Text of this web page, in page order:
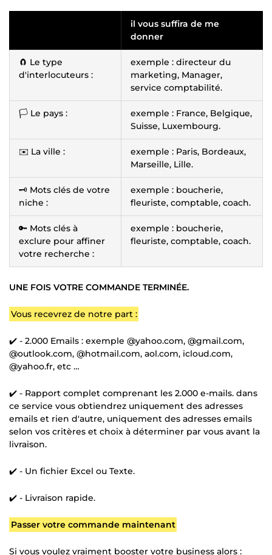
il vous suffira de me
donner
🧲 Le type
d'interlocuteurs :
exemple : directeur du
marketing, Manager,
service comptabilité.
🏳️ Le pays :
exemple : France, Belgique,
Suisse, Luxembourg.
✉️ La ville :
exemple : Paris, Bordeaux,
Marseille, Lille.
🗝️ Mots clés de votre
niche :
exemple : boucherie,
fleuriste, comptable, coach.
🔑 Mots clés à
exclure pour affiner
votre recherche :
exemple : boucherie,
fleuriste, comptable, coach.
UNE FOIS VOTRE COMMANDE TERMINÉE.
Vous recevrez de notre part :
✔️ - 2.000 Emails : exemple @yahoo.com, @gmail.com,
@outlook.com, @hotmail.com, aol.com, icloud.com,
@yahoo.fr, etc …
✔️ - Rapport complet comprenant les 2.000 e-mails. dans
ce service vous obtiendrez uniquement des adresses
emails et rien d'autre, uniquement des adresses emails
selon vos critères et choix à déterminer par vous avant la
livraison.
✔️ - Un fichier Excel ou Texte.
✔️ - Livraison rapide.
Passer votre commande maintenant
Si vous voulez vraiment booster votre business alors :